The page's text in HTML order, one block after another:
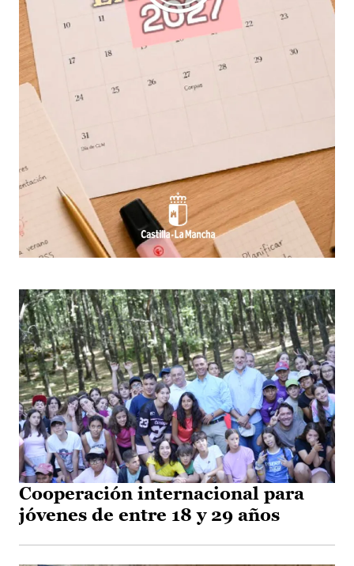
Cooperación internacional para
jóvenes de entre 18 y 29 años